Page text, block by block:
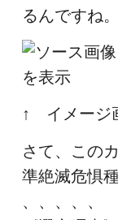
るんですね
↑ イメージ
さて、この
準絶滅危惧
、、、、、